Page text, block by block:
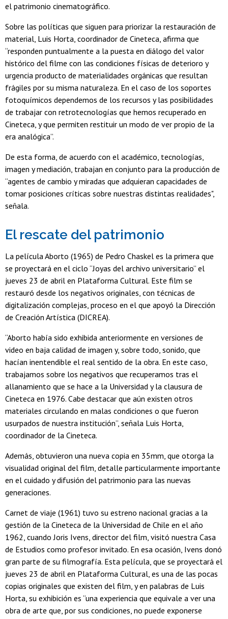
el patrimonio cinematográfico.
Sobre las políticas que siguen para priorizar la restauración de
material, Luis Horta, coordinador de Cineteca, afirma que
“responden puntualmente a la puesta en diálogo del valor
histórico del filme con las condiciones físicas de deterioro y
urgencia producto de materialidades orgánicas que resultan
frágiles por su misma naturaleza. En el caso de los soportes
fotoquímicos dependemos de los recursos y las posibilidades
de trabajar con retrotecnologías que hemos recuperado en
Cineteca, y que permiten restituir un modo de ver propio de la
era analógica”.
De esta forma, de acuerdo con el académico, tecnologías,
imagen y mediación, trabajan en conjunto para la producción de
“agentes de cambio y miradas que adquieran capacidades de
tomar posiciones críticas sobre nuestras distintas realidades",
señala.
El rescate del patrimonio
La película Aborto (1965) de Pedro Chaskel es la primera que
se proyectará en el ciclo “Joyas del archivo universitario” el
jueves 23 de abril en Plataforma Cultural. Este film se
restauró desde los negativos originales, con técnicas de
digitalización complejas, proceso en el que apoyó la Dirección
de Creación Artística (DICREA).
“Aborto había sido exhibida anteriormente en versiones de
video en baja calidad de imagen y, sobre todo, sonido, que
hacían inentendible el real sentido de la obra. En este caso,
trabajamos sobre los negativos que recuperamos tras el
allanamiento que se hace a la Universidad y la clausura de
Cineteca en 1976. Cabe destacar que aún existen otros
materiales circulando en malas condiciones o que fueron
usurpados de nuestra institución”, señala Luis Horta,
coordinador de la Cineteca.
Además, obtuvieron una nueva copia en 35mm, que otorga la
visualidad original del film, detalle particularmente importante
en el cuidado y difusión del patrimonio para las nuevas
generaciones.
Carnet de viaje (1961) tuvo su estreno nacional gracias a la
gestión de la Cineteca de la Universidad de Chile en el año
1962, cuando Joris Ivens, director del film, visitó nuestra Casa
de Estudios como profesor invitado. En esa ocasión, Ivens donó
gran parte de su filmografía. Esta película, que se proyectará el
jueves 23 de abril en Plataforma Cultural, es una de las pocas
copias originales que existen del film, y en palabras de Luis
Horta, su exhibición es “una experiencia que equivale a ver una
obra de arte que, por sus condiciones, no puede exponerse